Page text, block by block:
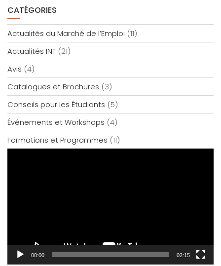
CATÉGORIES
Actualités du Marché de l’Emploi (11)
Actualités INT (21)
Avis (4)
Catalogues et Brochures (3)
Conseils pour les Étudiants (5)
Événements et Workshops (4)
Formations et Programmes (11)
00:00 02:15